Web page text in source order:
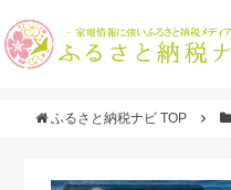
ふるさと納税ナビ TOP